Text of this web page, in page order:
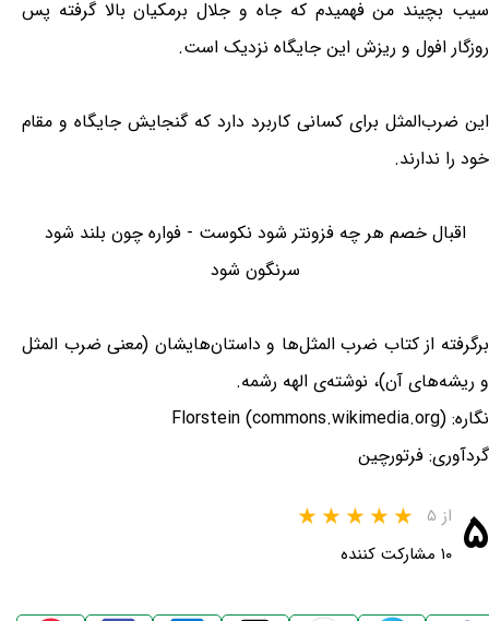
سیب بچیند من فهمیدم که جاه و جلال برمکیان بالا گرفته پس
روزگار افول و ریزش این جایگاه نزدیک است.
این ضرب‌المثل برای کسانی کاربرد دارد که گنجایش جایگاه و مقام
خود را ندارند.
اقبال خصم هر چه فزونتر شود نکوست - فواره چون بلند شود
سرنگون شود
برگرفته از کتاب ضرب المثل‌ها و داستان‌هایشان (معنی ضرب المثل
و ریشه‌های آن)، نوشته‌ی الهه رشمه.
نگاره: Florstein (commons.wikimedia.org)
گردآوری: فرتورچین
۵ از ۵
۱۰ مشارکت کننده